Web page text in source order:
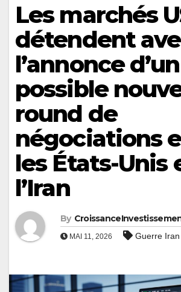
Les marchés
détendent
l’annonce d’un
possible
round de
négociations
les États-Unis
l’Iran
By
MAI 11, 2026 Guerre